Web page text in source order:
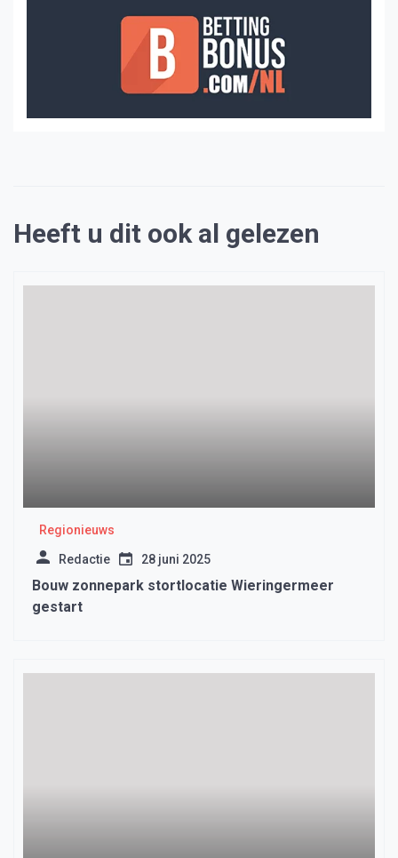
Heeft u dit ook al gelezen
Regionieuws
Redactie 28 juni 2025
Bouw zonnepark stortlocatie Wieringermeer
gestart